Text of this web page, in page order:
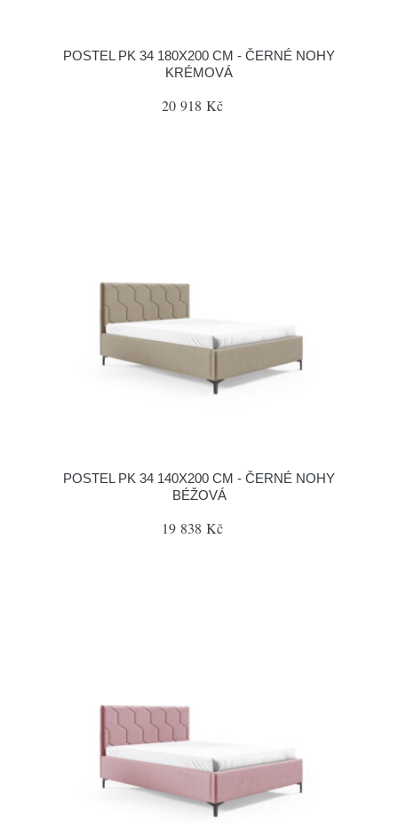
POSTEL PK 34 180X200 CM - ČERNÉ NOHY
KRÉMOVÁ
20 918 Kč
POSTEL PK 34 140X200 CM - ČERNÉ NOHY
BÉŽOVÁ
19 838 Kč